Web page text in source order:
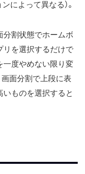
によって異なる）。
分割状態でホームボ
リを選択するだけで
一度やめない限り変
画面分割で上段に表
いものを選択すると